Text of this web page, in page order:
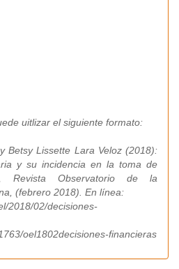
uitlizar el siguiente formato:
Betsy Lissette Lara Veloz (2018):
y su incidencia en la toma de
Revista Observatorio de la
(febrero 2018). En línea:
2018/02/decisiones-
oel1802decisiones-financieras